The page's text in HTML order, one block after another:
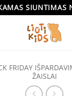
SIUNTIMAS
FRIDAY
ŽAISLAI